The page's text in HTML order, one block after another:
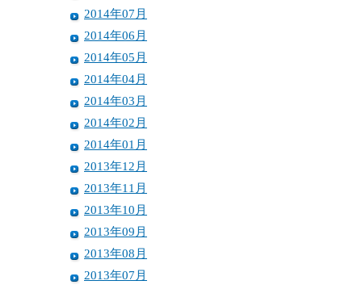
2014年07月
2014年06月
2014年05月
2014年04月
2014年03月
2014年02月
2014年01月
2013年12月
2013年11月
2013年10月
2013年09月
2013年08月
2013年07月